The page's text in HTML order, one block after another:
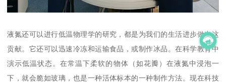
液氮还可以进行低温物理学的研究，都是为我们的生活进步做出这
贡献。它还可以迅速冷冻和运输食品，或制作冰品。在科学教育中
演示低温状态。在常温下柔软的物体（如花瓣）在液氮中浸泡一
下，就会脆如玻璃，也是一种活体标本的一种制作方法。现在科技